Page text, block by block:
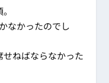
なかったのでし
ねばならなかった